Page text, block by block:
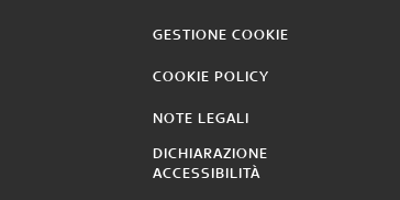
GESTIONE COOKIE
COOKIE POLICY
NOTE LEGALI
DICHIARAZIONE
ACCESSIBILITÀ